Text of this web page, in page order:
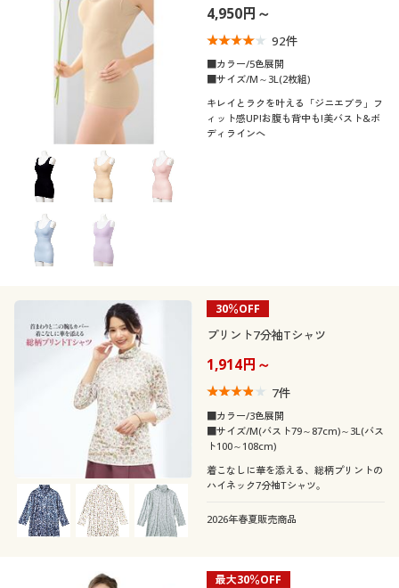
キッチン・雑貨・日用品
家具・収納
寝具・ベッド
カーテン・ラグ・ファブリック
美容・健康通販すべて
美容・健康・サプリメント
制服・スクール
制服・スクールすべて
制服・学生服
ジュニア・ティーンズ下着
大きいサイズ
大きいサイズ通販すべて
大きいサイズ レディース服
大きいサイズ レディース下着
大きいサイズ メンズ
大きいサイズ 事務・制服
バーゲン
バーゲンセール
シークレットセール
詳細検索
商品カテゴリ一覧
カタログ・チラシからのご注文
デジタルカタログ
カタログ無料プレゼント
会員メニュー
マイページ
(5)
(4〜4.9)
4L
ブラカップサ
AAA AA B C
E F H I
靴・靴下サイ
ズ
21 21.5 22.5 23 23.5
24 24.5
27
4,950円～
92件
■カラー/5色展開
■サイズ/M～3L(2枚組)
キレイとラクを叶える「ジニエブラ」フ
ィット感UP!お腹も背中も!美バスト&ボ
ディラインへ
30％OFF
プリント7分袖Tシャツ
1,914円～
7件
■カラー/3色展開
■サイズ/M(バスト79～87cm)～3L(バス
ト100～108cm)
着こなしに華を添える、総柄プリントの
ハイネック7分袖Tシャツ。
2026年春夏販売商品
最大30％OFF